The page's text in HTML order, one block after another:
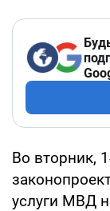
Во вторник,
услуги МВД